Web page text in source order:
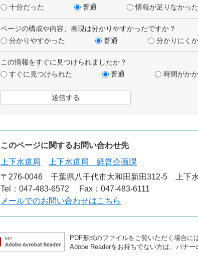
十分だった
普通 情報が足りなかった
ページの構成や内容、表現は分かりやすかったですか？
分かりやすかった
普通 分かりにく
この情報をすぐに見つけられましたか？
すぐに見つけられた
普通 時間がか
このページに関するお問い合わせ先
上下水道局
上下水道局 経営企画課
〒276-0046
千葉県八千代市大和田新田312-5 上下
Tel：047-483-6572
Fax：047-483-6111
メールでのお問い合わせはこちら
PDF形式のファイルをご覧いただく場合に
Adobe Readerをお持ちでない方は、バナ